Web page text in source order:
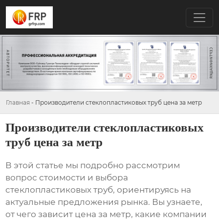
Главная - Производители стеклопластиковых труб цена за метр
Производители стеклопластиковых
труб цена за метр
В этой статье мы подробно рассмотрим
вопрос стоимости и выбора
стеклопластиковых труб, ориентируясь на
актуальные предложения рынка. Вы узнаете,
от чего зависит цена за метр, какие компании